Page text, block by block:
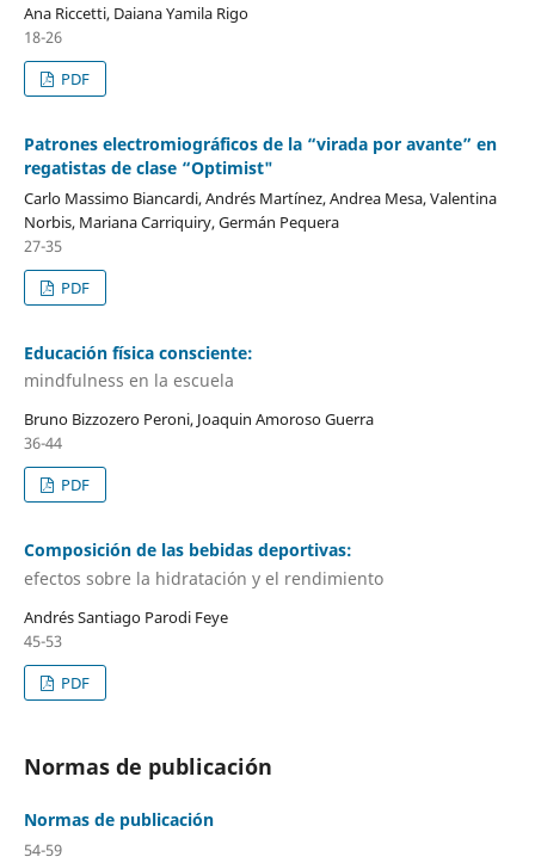
Ana Riccetti, Daiana Yamila Rigo
18-26
PDF
Patrones electromiográficos de la “virada por avante” en
regatistas de clase “Optimist"
Carlo Massimo Biancardi, Andrés Martínez, Andrea Mesa, Valentina
Norbis, Mariana Carriquiry, Germán Pequera
27-35
PDF
Educación física consciente:
mindfulness en la escuela
Bruno Bizzozero Peroni, Joaquin Amoroso Guerra
36-44
PDF
Composición de las bebidas deportivas:
efectos sobre la hidratación y el rendimiento
Andrés Santiago Parodi Feye
45-53
PDF
Normas de publicación
Normas de publicación
54-59